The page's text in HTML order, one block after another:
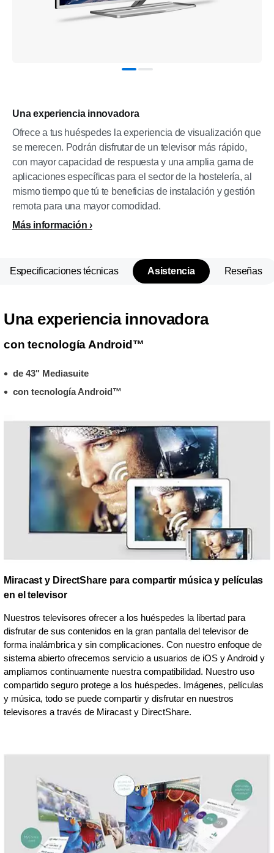
Una experiencia innovadora
Ofrece a tus huéspedes la experiencia de visualización que
se merecen. Podrán disfrutar de un televisor más rápido,
con mayor capacidad de respuesta y una amplia gama de
aplicaciones específicas para el sector de la hostelería, al
mismo tiempo que tú te beneficias de instalación y gestión
remota para una mayor comodidad.
Más información
Especificaciones técnicas Asistencia Reseñas
Una experiencia innovadora
con tecnología Android™
de 43" Mediasuite
con tecnología Android™
Miracast y DirectShare para compartir música y películas
en el televisor
Nuestros televisores ofrecer a los huéspedes la libertad para
disfrutar de sus contenidos en la gran pantalla del televisor de
forma inalámbrica y sin complicaciones. Con nuestro enfoque de
sistema abierto ofrecemos servicio a usuarios de iOS y Android y
ampliamos continuamente nuestra compatibilidad. Nuestro uso
compartido seguro protege a los huéspedes. Imágenes, películas
y música, todo se puede compartir y disfrutar en nuestros
televisores a través de Miracast y DirectShare.